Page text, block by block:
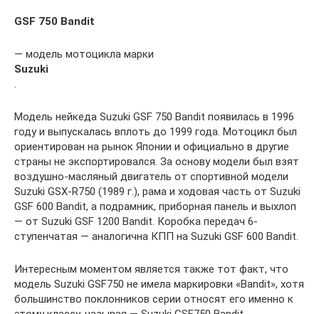
GSF 750 Bandit
— модель мотоцикла марки
Suzuki
.
Модель нейкеда Suzuki GSF 750 Bandit появилась в 1996
году и выпускалась вплоть до 1999 года. Мотоцикл был
ориентирован на рынок Японии и официально в другие
страны не экспортировался. За основу модели был взят
воздушно-масляный двигатель от спортивной модели
Suzuki GSX-R750 (1989 г.), рама и ходовая часть от Suzuki
GSF 600 Bandit, а подрамник, приборная панель и выхлоп
— от Suzuki GSF 1200 Bandit. Коробка передач 6-
ступенчатая — аналогична КПП на Suzuki GSF 600 Bandit.
Интересным моментом является также тот факт, что
модель Suzuki GSF750 не имела маркировки «Bandit», хотя
большинство поклонников серии относят его именно к